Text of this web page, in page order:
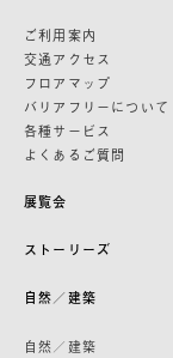
ご利用案内
交通アクセス
フロアマップ
バリアフリーについて
各種サービス
よくあるご質問
展覧会
ストーリーズ
自然／建築
自然／建築